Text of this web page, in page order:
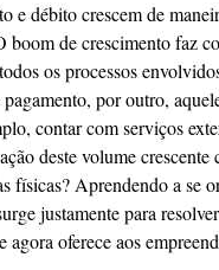
e débito crescem de
de crescimento faz
os processos
por outro,
contar com serviços
deste volume crescente
físicas? Aprendendo a se
justamente para
oferece aos